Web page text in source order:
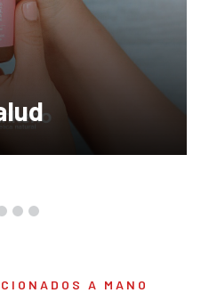
A MANO